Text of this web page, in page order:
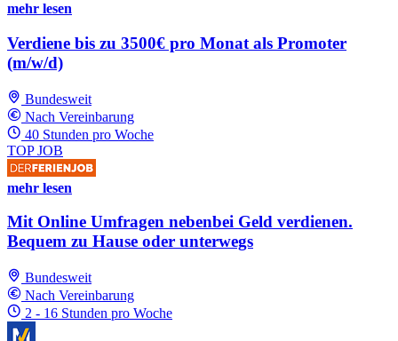
mehr lesen
Verdiene bis zu 3500€ pro Monat als Promoter
(m/w/d)
Bundesweit
Nach Vereinbarung
40 Stunden pro Woche
TOP JOB
mehr lesen
Mit Online Umfragen nebenbei Geld verdienen.
Bequem zu Hause oder unterwegs
Bundesweit
Nach Vereinbarung
2 - 16 Stunden pro Woche